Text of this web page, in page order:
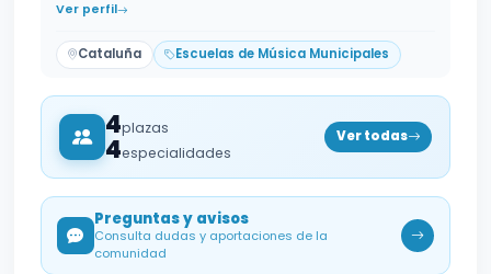
Ver perfil
Cataluña Escuelas de Música Municipales
4plazas
4especialidades
Ver todas
Preguntas y avisos
Consulta dudas y aportaciones de la
comunidad